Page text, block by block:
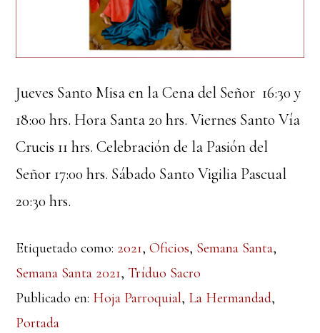
Jueves Santo Misa en la Cena del Señor 16:30 y
18:00 hrs. Hora Santa 20 hrs. Viernes Santo Vía
Crucis 11 hrs. Celebración de la Pasión del
Señor 17:00 hrs. Sábado Santo Vigilia Pascual
20:30 hrs.
Etiquetado como: 2021,Oficios, Semana Santa,
Semana Santa 2021, Tríduo Sacro
Publicado en: Hoja Parroquial, La Hermandad,
Portada